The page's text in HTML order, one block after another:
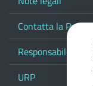
Contatta la
Responsabile del
URP